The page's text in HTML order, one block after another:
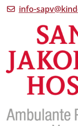
info-